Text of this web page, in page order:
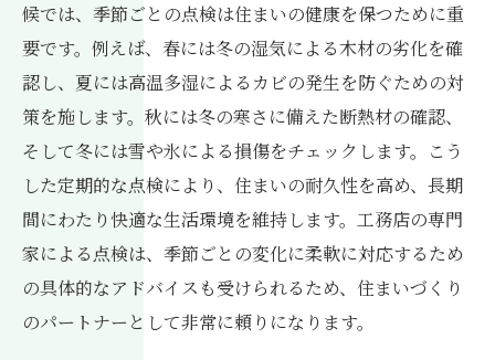
候では、季節ごとの点検は住まいの健康を保つために重
要です。例えば、春には冬の湿気による木材の劣化を確
認し、夏には高温多湿によるカビの発生を防ぐための対
策を施します。秋には冬の寒さに備えた断熱材の確認、
そして冬には雪や氷による損傷をチェックします。こう
した定期的な点検により、住まいの耐久性を高め、長期
間にわたり快適な生活環境を維持します。工務店の専門
家による点検は、季節ごとの変化に柔軟に対応するため
の具体的なアドバイスも受けられるため、住まいづくり
のパートナーとして非常に頼りになります。